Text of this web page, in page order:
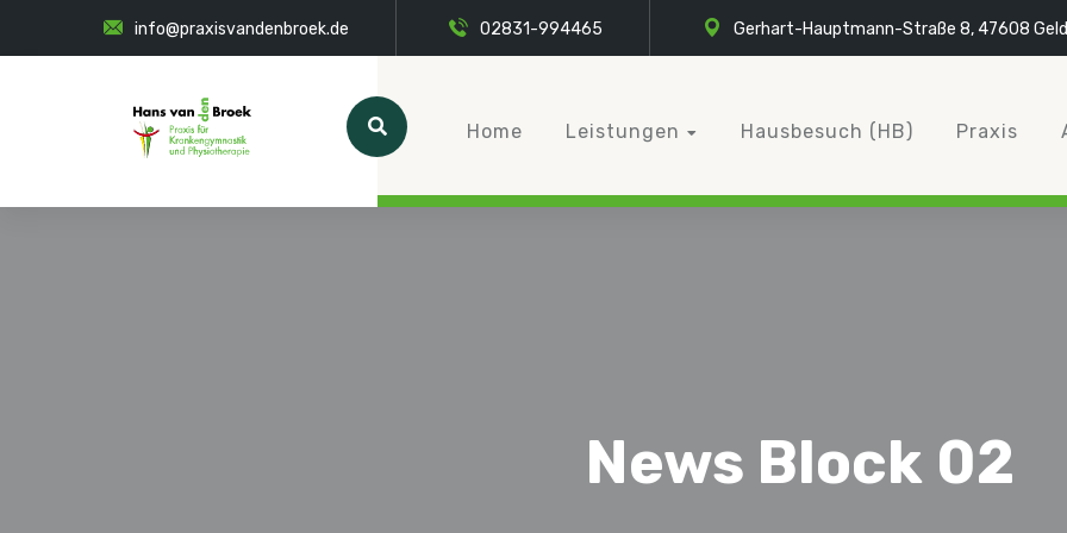
info@praxisvandenbroek.de 02831-994465 Gerhart-Hauptmann-Straße 8, 47608
Home Leistungen Hausbesuch (HB) Praxis
News Block 02